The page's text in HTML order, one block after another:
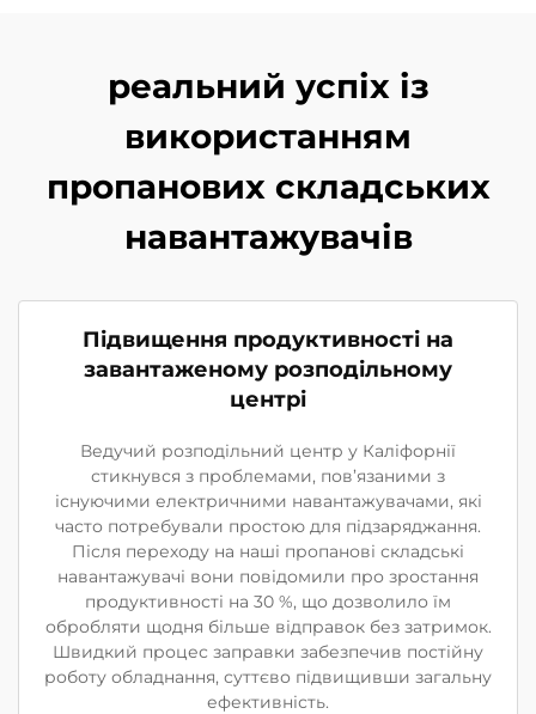
реальний успіх із
використанням
пропанових складських
навантажувачів
Підвищення продуктивності на
завантаженому розподільному
центрі
Ведучий розподільний центр у Каліфорнії
стикнувся з проблемами, пов’язаними з
існуючими електричними навантажувачами, які
часто потребували простою для підзаряджання.
Після переходу на наші пропанові складські
навантажувачі вони повідомили про зростання
продуктивності на 30 %, що дозволило їм
обробляти щодня більше відправок без затримок.
Швидкий процес заправки забезпечив постійну
роботу обладнання, суттєво підвищивши загальну
ефективність.